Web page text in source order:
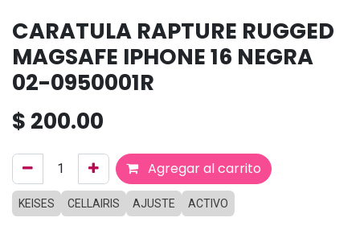
CARATULA RAPTURE RUGGED
MAGSAFE IPHONE 16 NEGRA
02-0950001R
$ 200.00
Agregar al carrito
KEISES CELLAIRIS AJUSTE ACTIVO